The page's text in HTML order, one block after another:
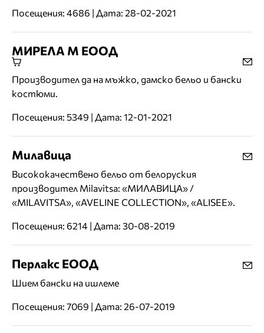
Посещения: 4686 | Дата: 28-02-2021
МИРЕЛА М ЕООД
Производител да на мъжко, дамско бельо и бански
костюми.
Посещения: 5349 | Дата: 12-01-2021
Милавица
Висококачествено бельо от белоруския
производител Milavitsa: «МИЛАВИЦА» /
«MILAVITSA», «AVELINE COLLECTION», «ALISEE».
Посещения: 6214 | Дата: 30-08-2019
Перлакс ЕООД
Шием бански на ишлеме
Посещения: 7069 | Дата: 26-07-2019